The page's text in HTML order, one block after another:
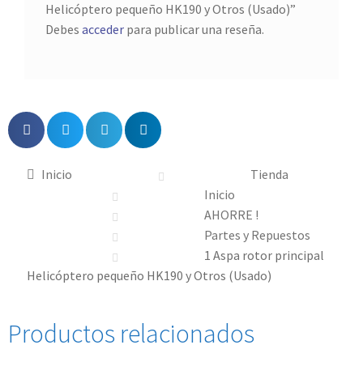
Helicóptero pequeño HK190 y Otros (Usado)”
Debes accederpara publicar una reseña.
Inicio
Tienda
Inicio
AHORRE !
Partes y Repuestos
1 Aspa rotor principal
Helicóptero pequeño HK190 y Otros (Usado)
Productos relacionados